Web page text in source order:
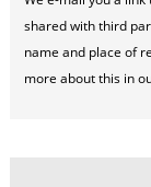
shared with third
name and place of
more about this in